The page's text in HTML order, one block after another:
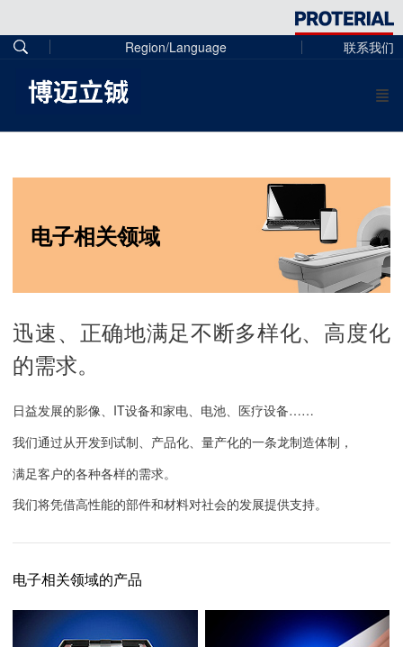
Region/Language 联系我们
电子相关领域
迅速、正确地满足不断多样化、高度化
的需求。
日益发展的影像、IT设备和家电、电池、医疗设备……
我们通过从开发到试制、产品化、量产化的一条龙制造体制，
满足客户的各种各样的需求。
我们将凭借高性能的部件和材料对社会的发展提供支持。
电子相关领域的产品